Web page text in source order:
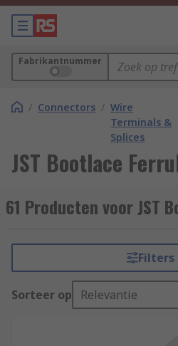
Fabrikantnummer
/ Connectors / Wire
Terminals &
Splices
JST Bootlace
61 Producten voor JST
Filters
Sorteer op Relevantie